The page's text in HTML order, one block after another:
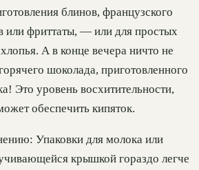
блинов, французского
или фриттаты, — или для простых
А в конце вечера ничто не
шоколада, приготовленного
Это уровень восхитительности,
обеспечить кипяток.
Упаковки для молока или
крышкой гораздо легче